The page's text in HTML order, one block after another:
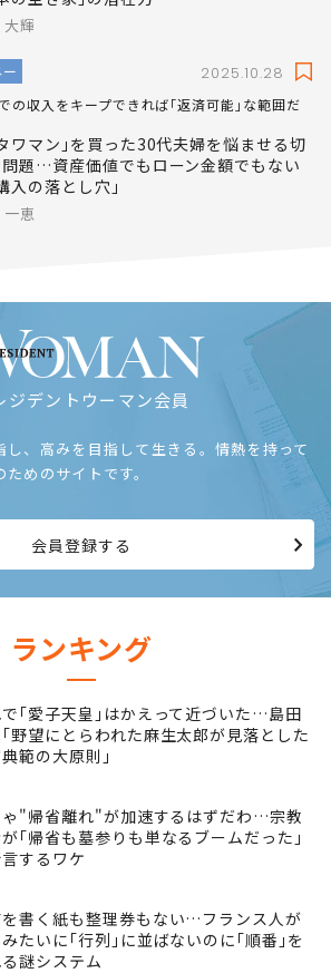
輝
2025.10.28
の収入をキープできれば｢返済可能｣な範囲だ
ワマン｣を買った30代夫婦を悩ませる切
題…資産価値でもローン金額でもない
入の落とし穴｣
恵
ジデントウーマン会員
、高みを目指して生きる。情熱を持って
めのサイトです。
会員登録する
ランキング
で｢愛子天皇｣はかえって近づいた…島田
野望にとらわれた麻生太郎が見落とした
範の大原則｣
ゃ"帰省離れ"が加速するはずだわ…宗教
｢帰省も墓参りも単なるブームだった｣
するワケ
書く紙も整理券もない…フランス人が
たいに｢行列｣に並ばないのに｢順番｣を
謎システム